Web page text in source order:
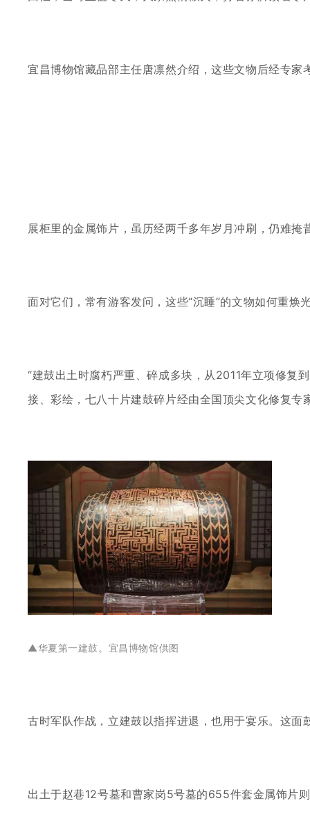
宜昌博物馆藏品部主任唐凛然介绍，这些文物后经专家
展柜里的金属饰片，虽历经两千多年岁月冲刷，仍难掩
面对它们，常有游客发问，这些“沉睡”的文物如何重焕
“建鼓出土时腐朽严重、碎成多块，从2011年立项修复
接、彩绘，七八十片建鼓碎片经由全国顶尖文化修复
▲华夏第一建鼓。宜昌博物馆供图
古时军队作战，立建鼓以指挥进退，也用于宴乐。这
出土于赵巷12号墓和曹家岗5号墓的655件套金属饰片